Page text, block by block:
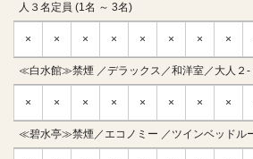
人３名定員 (1名 ～ 3名)
× × × × × × × ×
≪白水館≫禁煙 ／デラックス／和洋室／大人２-
× × × × × × × ×
≪碧水亭≫禁煙／エコノミー ／ツインベッドル